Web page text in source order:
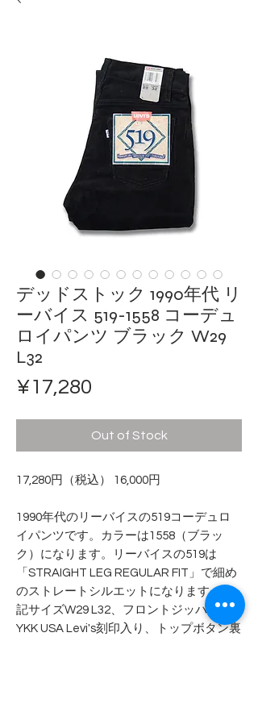
デッドストック 1990年代 リ
ーバイス 519-1558 コーデュ
ロイパンツ ブラック W29
L32
¥17,280
Out of Stock
17,280円（税込） 16,000円
1990年代のリーバイスの519コーデュロ
イパンツです。カラーは1558（ブラッ
ク）になります。リーバイスの519は
「STRAIGHT LEG REGULAR FIT」で細め
のストレートシルエットになります。表
記サイズW29 L32、フロントジッパーは
YKK USA Levi's刻印入り、トップボタン裏